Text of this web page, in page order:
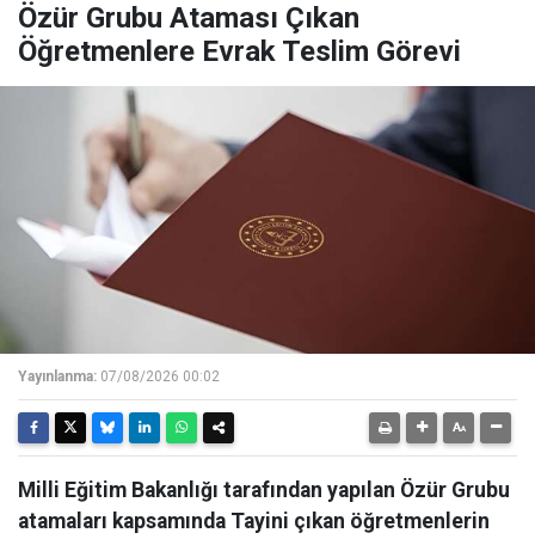
Özür Grubu Ataması Çıkan
Öğretmenlere Evrak Teslim Görevi
Yayınlanma: 07/08/2026 00:02
Milli Eğitim Bakanlığı tarafından yapılan Özür Grubu
atamaları kapsamında Tayini çıkan öğretmenlerin